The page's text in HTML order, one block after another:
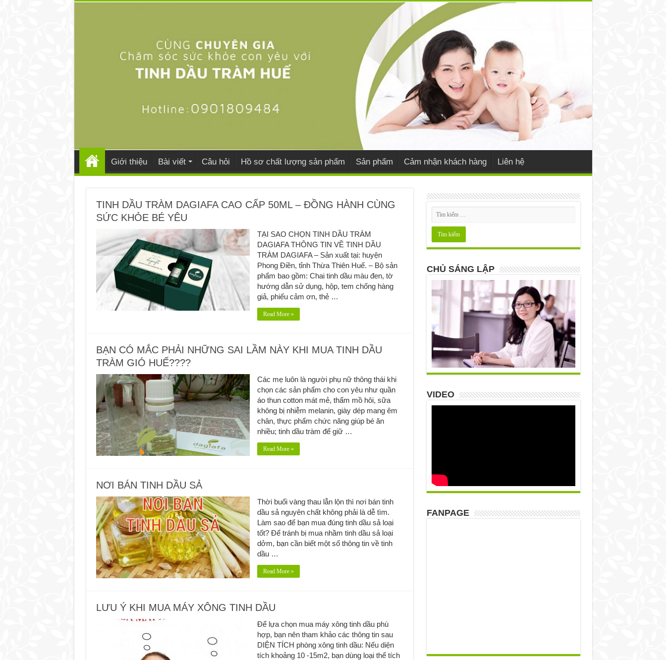
Giới thiệu Bài viết Câu hỏi Hồ sơ chất lượng sản phẩm Sản phẩm Cảm nhận khách hàng Liên hệ
TINH DẦU TRÀM DAGIAFA CAO CẤP 50ML – ĐỒNG HÀNH CÙNG
SỨC KHỎE BÉ YÊU
TẠI SAO CHỌN TINH DẦU TRÀM
DAGIAFA THÔNG TIN VỀ TINH DẦU
TRÀM DAGIAFA – Sản xuất tại: huyện
Phong Điền, tỉnh Thừa Thiên Huế. – Bộ sản
phẩm bao gồm: Chai tinh dầu màu đen, tờ
hướng dẫn sử dụng, hộp, tem chống hàng
giả, phiếu cảm ơn, thẻ …
Read More »
BẠN CÓ MẮC PHẢI NHỮNG SAI LẦM NÀY KHI MUA TINH DẦU
TRÀM GIÓ HUẾ????
Các mẹ luôn là người phụ nữ thông thái khi
chọn các sản phẩm cho con yêu như quần
áo thun cotton mát mẻ, thấm mồ hôi, sữa
không bị nhiễm melanin, giày dép mang êm
chân, thực phẩm chức năng giúp bé ăn
nhiều; tinh dầu tràm để giữ …
Read More »
NƠI BÁN TINH DẦU SẢ
Thời buổi vàng thau lẫn lộn thì nơi bán tinh
dầu sả nguyên chất không phải là dễ tìm.
Làm sao để bạn mua đúng tinh dầu sả loại
tốt? Để tránh bị mua nhầm tinh dầu sả loại
dởm, bạn cần biết một số thông tin về tinh
dầu …
Read More »
LƯU Ý KHI MUA MÁY XÔNG TINH DẦU
Để lựa chọn mua máy xông tinh dầu phù
hợp, bạn nên tham khảo các thông tin sau
DIỆN TÍCH phòng xông tinh dầu: Nếu diện
tích khoảng 10 -15m2, bạn dùng loại thể tích
CHỦ SÁNG LẬP
VIDEO
FANPAGE